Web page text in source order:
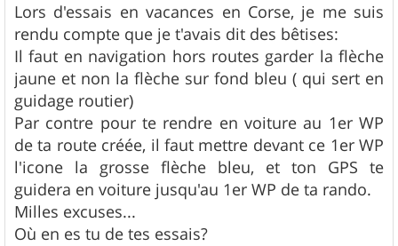
Lors d'essais en vacances en Corse, je me suis
rendu compte que je t'avais dit des bêtises:
Il faut en navigation hors routes garder la flèche
jaune et non la flèche sur fond bleu ( qui sert en
guidage routier)
Par contre pour te rendre en voiture au 1er WP
de ta route créée, il faut mettre devant ce 1er WP
l'icone la grosse flèche bleu, et ton GPS te
guidera en voiture jusqu'au 1er WP de ta rando.
Milles excuses...
Où en es tu de tes essais?